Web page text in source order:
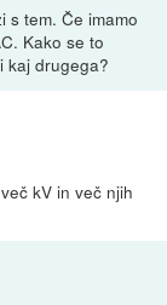
s tem. Če imamo
Kako se to
kaj drugega?
kV in več njih